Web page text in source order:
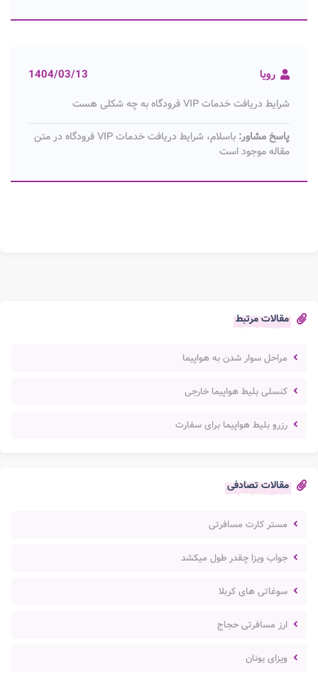
مقالات مرتبط
مراحل سوار شدن به هواپیما
کنسلی بلیط هواپیما خارجی
رزرو بلیط هواپیما برای سفارت
مقالات تصادفی
مستر کارت مسافرتی
جواب ویزا چقدر طول میکشد
سوغاتی های کربلا
ارز مسافرتی حجاج
ویزای یونان
رویا 1404/03/13
شرایط دریافت خدمات VIP فرودگاه به چه شکلی هست
پاسخ مشاور:
باسلام، شرایط دریافت خدمات VIP فرودگاه در متن
مقاله موجود است